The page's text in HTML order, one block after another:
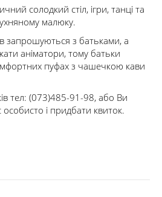
солодкий стіл, ігри, танці та
малюку.
запрошуються з батьками, а
аніматори, тому батьки
пуфах з чашечкою кави
тел: (073)485-91-98, або Ви
особисто і придбати квиток.